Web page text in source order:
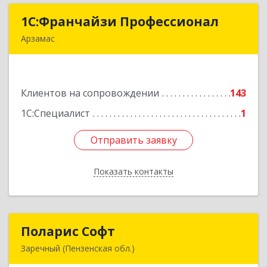
1С:Франчайзи Профессионал
Арзамас
Клиентов на сопровождении
143
1С:Специалист
1
Отправить заявку
Показать контакты
1С:Франчайзи Профессионал
Подробнее
Отправить заявку
Назад
Поларис Софт
Заречный (Пензенская обл.)